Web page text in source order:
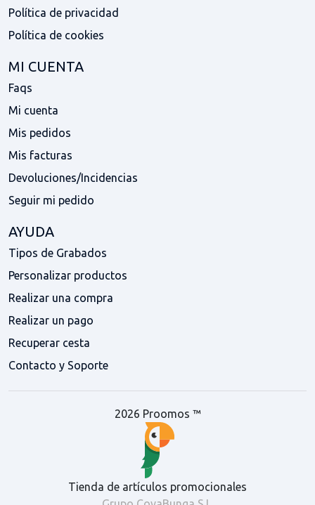
Política de privacidad
Política de cookies
MI CUENTA
Faqs
Mi cuenta
Mis pedidos
Mis facturas
Devoluciones/Incidencias
Seguir mi pedido
AYUDA
Tipos de Grabados
Personalizar productos
Realizar una compra
Realizar un pago
Recuperar cesta
Contacto y Soporte
2026 Proomos ™
Tienda de artículos promocionales